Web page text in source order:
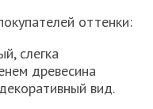
оттенки:
слегка
древесина
вид.